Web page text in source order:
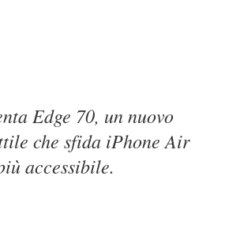
Edge 70, un nuovo
che sfida iPhone Air
accessibile.